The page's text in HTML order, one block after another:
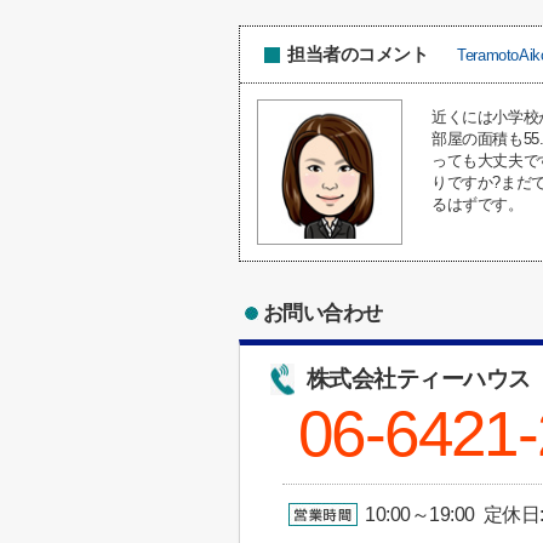
担当者のコメント
近くには小学
部屋の面積も
っても大丈夫
りですか?まだ
るはずです。
お問い合わせ
株式会社ティーハウス
06-
10:00～19:00 定休